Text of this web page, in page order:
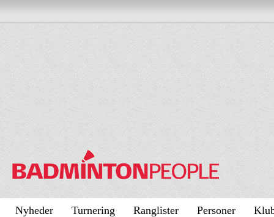
Nyheder Turnering Ranglister Personer